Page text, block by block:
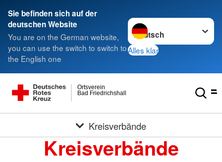
Sie befinden sich auf der
deutschen Website
You are on the German website,
you can use the switch to switch to
the English one
Sprache wechseln zu
Alles klar
Bad Friedrichshall
Ortsverein
Kreisverbände
Kreisverbände